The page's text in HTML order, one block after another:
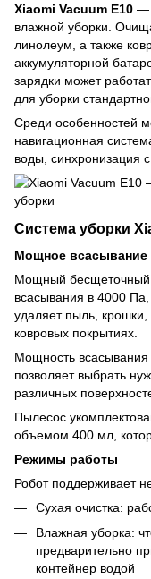
Xiaomi Vacuum E10 —
влажной уборки.
линолеум, а также
аккумуляторной
зарядки может
для уборки
Среди особенностей
навигационная
воды, синхронизация
Система уборки
Мощное всасывание
Мощный бесщеточный
всасывания в 4000
удаляет пыль,
ковровых покрытиях.
Мощность всасывания
позволяет выбрать
различных
Пылесос
объемом 400 мл,
Режимы работы
Робот поддерживает
Сухая очистка:
Влажная уборка:
предварительно
контейнер водой